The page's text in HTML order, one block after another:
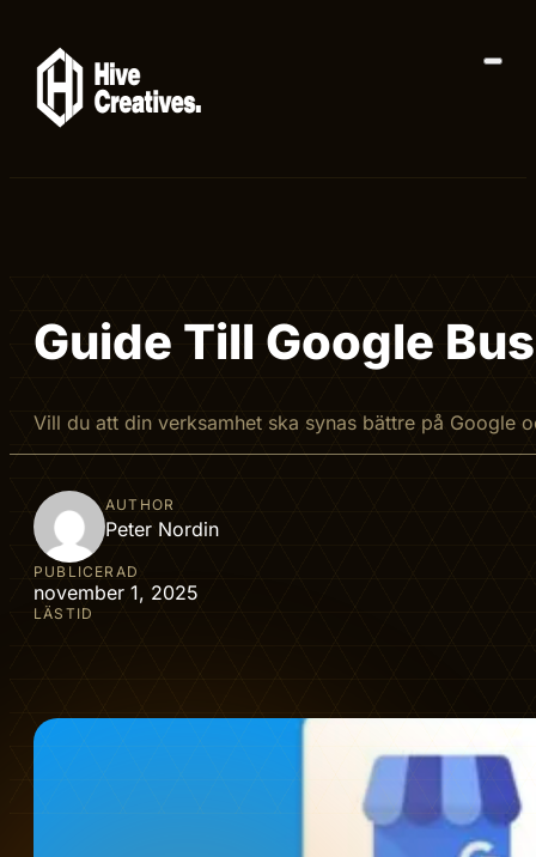
Guide Till Google
Vill du att din verksamhet ska synas bättre på Google
AUTHOR
Peter Nordin
PUBLICERAD
november 1, 2025
LÄSTID